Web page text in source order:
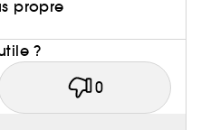
propre
?
0